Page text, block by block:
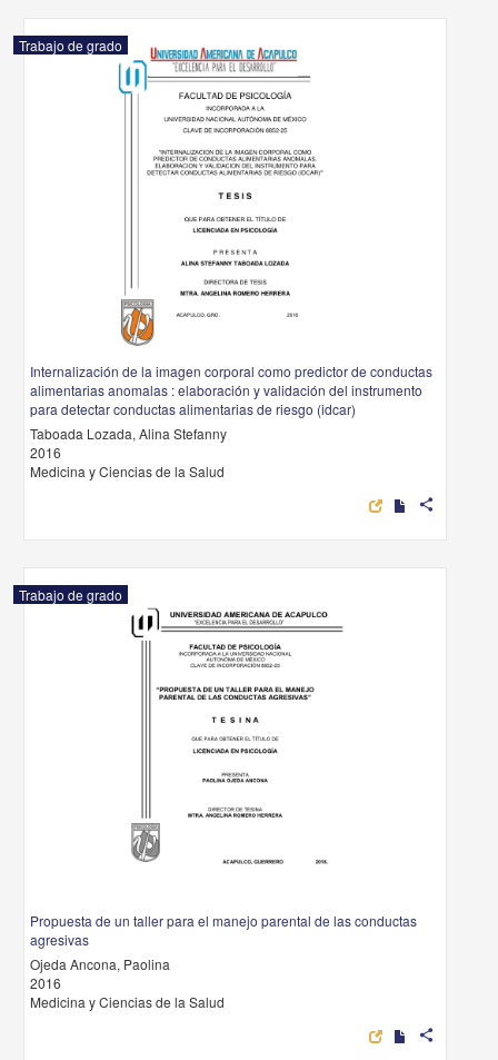
Trabajo de grado
Internalización de la imagen corporal como predictor de conductas
alimentarias anomalas : elaboración y validación del instrumento
para detectar conductas alimentarias de riesgo (idcar)
Taboada Lozada, Alina Stefanny
2016
Medicina y Ciencias de la Salud
share
Trabajo de grado
Propuesta de un taller para el manejo parental de las conductas
agresivas
Ojeda Ancona, Paolina
2016
Medicina y Ciencias de la Salud
share